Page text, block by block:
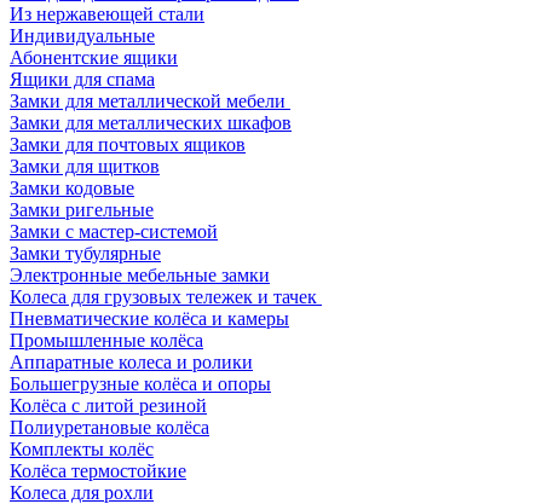
Из нержавеющей стали
Индивидуальные
Абонентские ящики
Ящики для спама
Замки для металлической мебели
Замки для металлических шкафов
Замки для почтовых ящиков
Замки для щитков
Замки кодовые
Замки ригельные
Замки с мастер-системой
Замки тубулярные
Электронные мебельные замки
Колеса для грузовых тележек и тачек
Пневматические колёса и камеры
Промышленные колёса
Аппаратные колеса и ролики
Большегрузные колёса и опоры
Колёса с литой резиной
Полиуретановые колёса
Комплекты колёс
Колёса термостойкие
Колеса для рохли